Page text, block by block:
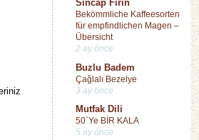
Sincap Fırın
Bekömmliche Kaffeesorten
für empfindlichen Magen –
Übersicht
2 ay önce
Buzlu Badem
Çağlalı Bezelye
3 ay önce
Mutfak Dili
50`Ye BİR KALA
5 ay önce